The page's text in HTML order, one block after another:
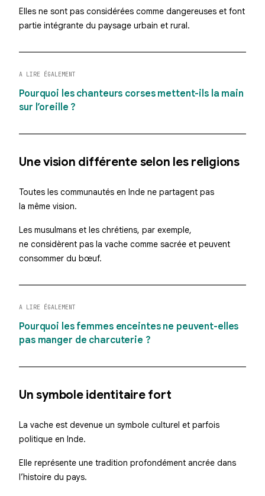
Elles ne sont pas considérées comme dangereuses et font
partie intégrante du paysage urbain et rural.
A LIRE ÉGALEMENT
Pourquoi les chanteurs corses mettent-ils la main
sur l’oreille ?
Une vision différente selon les religions
Toutes les communautés en Inde ne partagent pas
la même vision.
Les musulmans et les chrétiens, par exemple,
ne considèrent pas la vache comme sacrée et peuvent
consommer du bœuf.
A LIRE ÉGALEMENT
Pourquoi les femmes enceintes ne peuvent-elles
pas manger de charcuterie ?
Un symbole identitaire fort
La vache est devenue un symbole culturel et parfois
politique en Inde.
Elle représente une tradition profondément ancrée dans
l’histoire du pays.